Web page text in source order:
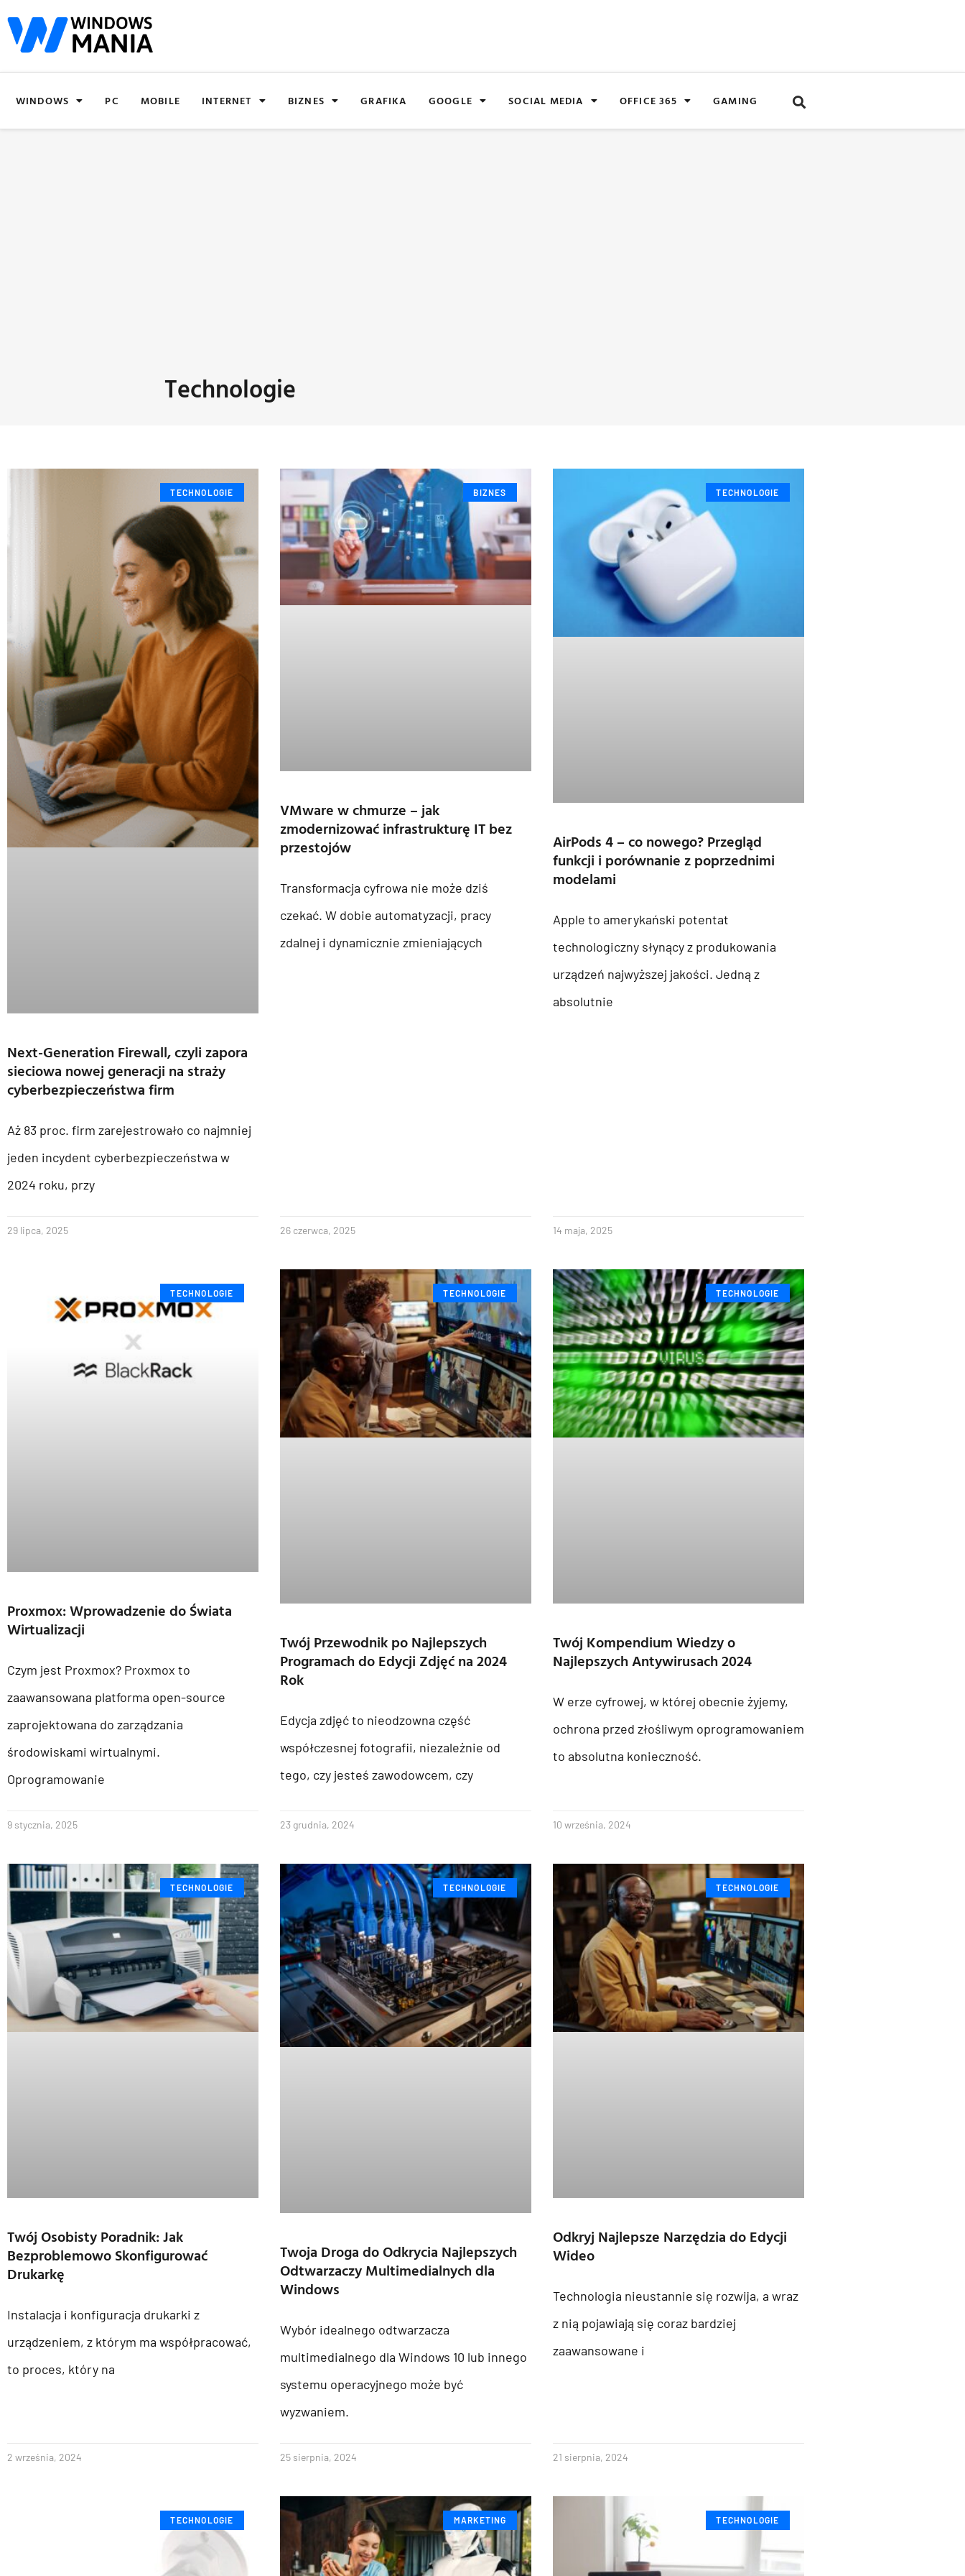
WINDOWS PC MOBILE INTERNET BIZNES GRAFIKA GOOGLE SOCIAL MEDIA OFFICE 365 GAMING
Technologie
TECHNOLOGIE
Next-Generation Firewall, czyli zapora
sieciowa nowej generacji na straży
cyberbezpieczeństwa firm
Aż 83 proc. firm zarejestrowało co najmniej
jeden incydent cyberbezpieczeństwa w
2024 roku, przy
29 lipca, 2025
BIZNES
VMware w chmurze – jak
zmodernizować infrastrukturę IT bez
przestojów
Transformacja cyfrowa nie może dziś
czekać. W dobie automatyzacji, pracy
zdalnej i dynamicznie zmieniających
26 czerwca, 2025
TECHNOLOGIE
AirPods 4 – co nowego? Przegląd
funkcji i porównanie z poprzednimi
modelami
Apple to amerykański potentat
technologiczny słynący z produkowania
urządzeń najwyższej jakości. Jedną z
absolutnie
14 maja, 2025
TECHNOLOGIE
Proxmox: Wprowadzenie do Świata
Wirtualizacji
Czym jest Proxmox? Proxmox to
zaawansowana platforma open-source
zaprojektowana do zarządzania
środowiskami wirtualnymi.
Oprogramowanie
9 stycznia, 2025
TECHNOLOGIE
Twój Przewodnik po Najlepszych
Programach do Edycji Zdjęć na 2024
Rok
Edycja zdjęć to nieodzowna część
współczesnej fotografii, niezależnie od
tego, czy jesteś zawodowcem, czy
23 grudnia, 2024
TECHNOLOGIE
Twój Kompendium Wiedzy o
Najlepszych Antywirusach 2024
W erze cyfrowej, w której obecnie żyjemy,
ochrona przed złośliwym oprogramowaniem
to absolutna konieczność.
10 września, 2024
TECHNOLOGIE
Twój Osobisty Poradnik: Jak
Bezproblemowo Skonfigurować
Drukarkę
Instalacja i konfiguracja drukarki z
urządzeniem, z którym ma współpracować,
to proces, który na
2 września, 2024
TECHNOLOGIE
Twoja Droga do Odkrycia Najlepszych
Odtwarzaczy Multimedialnych dla
Windows
Wybór idealnego odtwarzacza
multimedialnego dla Windows 10 lub innego
systemu operacyjnego może być
wyzwaniem.
25 sierpnia, 2024
TECHNOLOGIE
Odkryj Najlepsze Narzędzia do Edycji
Wideo
Technologia nieustannie się rozwija, a wraz
z nią pojawiają się coraz bardziej
zaawansowane i
21 sierpnia, 2024
TECHNOLOGIE MARKETING TECHNOLOGIE